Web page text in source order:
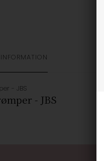
- JBS
- JBS